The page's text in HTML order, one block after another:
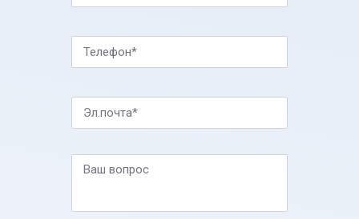
Телефон*
Эл.почта*
Ваш вопрос